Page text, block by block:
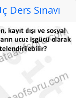
Ders Sınavı